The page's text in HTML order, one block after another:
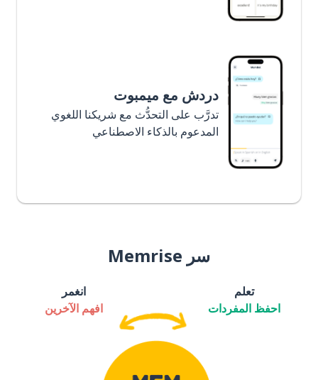
دردش مع ميمبوت
تدرَّب على التحدُّث مع شريكنا اللغوي
المدعوم بالذكاء الاصطناعي
سر Memrise
تعلم
احفظ المفردات
انغمر
افهم الآخرين